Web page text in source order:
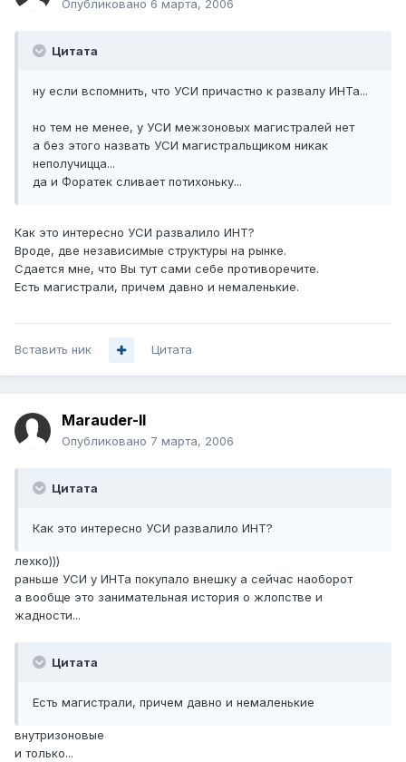
Опубликовано 6 марта, 2006
Цитата
ну если вспомнить, что УСИ причастно к развалу ИНТа...
но тем не менее, у УСИ межзоновых магистралей нет
а без этого назвать УСИ магистральщиком никак
неполучицца...
да и Форатек сливает потихоньку...
Как это интересно УСИ развалило ИНТ?
Вроде, две независимые структуры на рынке.
Сдается мне, что Вы тут сами себе противоречите.
Есть магистрали, причем давно и немаленькие.
Вставить ник Цитата
Marauder-II
Опубликовано 7 марта, 2006
Цитата
Как это интересно УСИ развалило ИНТ?
лехко)))
раньше УСИ у ИНТа покупало внешку а сейчас наоборот
а вообще это занимательная история о жлопстве и
жадности...
Цитата
Есть магистрали, причем давно и немаленькие
внутризоновые
и только...